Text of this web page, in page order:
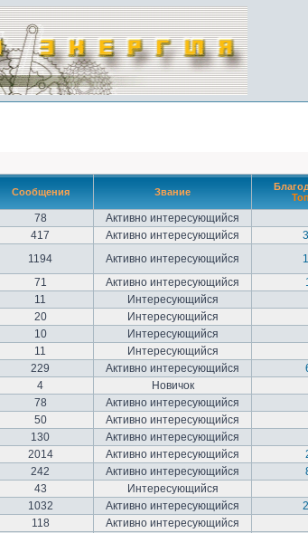
Сообщения Звание
78 Активно интересующийся
417 Активно интересующийся
1194 Активно интересующийся
71 Активно интересующийся
11 Интересующийся
20 Интересующийся
10 Интересующийся
11 Интересующийся
229 Активно интересующийся
4 Новичок
78 Активно интересующийся
50 Активно интересующийся
130 Активно интересующийся
2014 Активно интересующийся
242 Активно интересующийся
43 Интересующийся
1032 Активно интересующийся
118 Активно интересующийся